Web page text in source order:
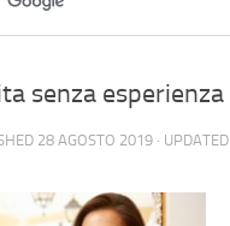
senza esperienza
28 AGOSTO 2019 · UPDATED